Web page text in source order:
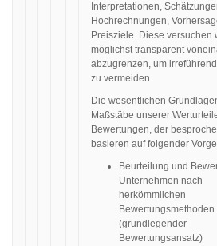
Interpretationen,
Hochrechnungen,
Preisziele. Diese versuchen
möglichst transparent
abzugrenzen, um
zu vermeiden.
Die wesentlichen
Maßstäbe unserer
Bewertungen, der
basieren auf folgender
Beurteilung und
Unternehmen nach
herkömmlichen
Bewertungsmethoden
(grundlegender
Bewertungsansatz)